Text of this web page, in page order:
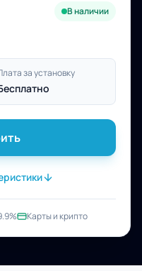
В наличии
за установку
Карты и крипто